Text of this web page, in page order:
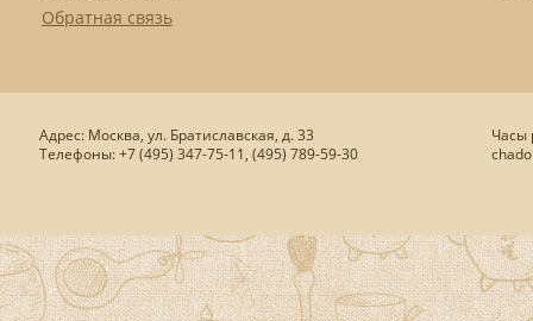
Обратная связь
Адрес: Москва, ул. Братиславская, д. 33
Телефоны: +7 (495) 347-75-11, (495) 789-59-30
Часы